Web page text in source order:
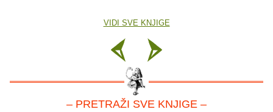
VIDI SVE KNJIGE
– PRETRAŽI SVE KNJIGE –